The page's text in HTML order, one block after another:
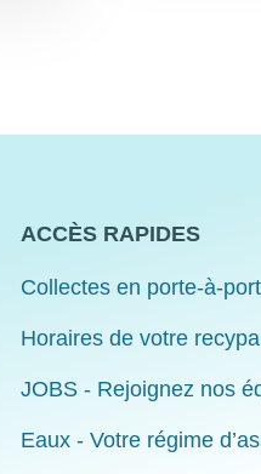
ACCÈS RAPIDES
Collectes en porte-à-
Horaires de votre
JOBS - Rejoignez nos
Eaux - Votre régime